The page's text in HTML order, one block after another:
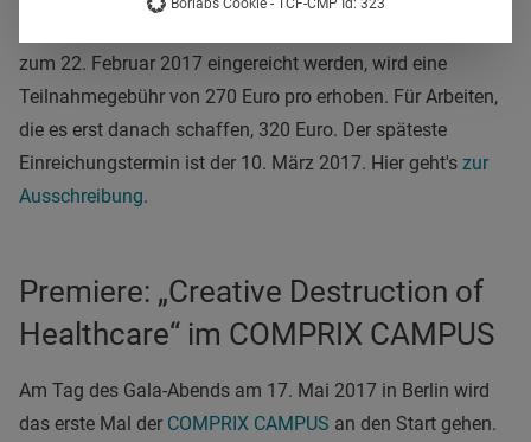
zum 22. Februar 2017 eingereicht werden, wird eine
Teilnahmegebühr von 270 Euro pro erhoben. Für Arbeiten,
die es erst danach schaffen, 320 Euro. Der späteste
Einreichungstermin ist der 10. März 2017. Hier geht's zur
Ausschreibung.
Premiere: „Creative Destruction of
Healthcare“ im COMPRIX CAMPUS
Am Tag des Gala-Abends am 17. Mai 2017 in Berlin wird
das erste Mal der COMPRIX CAMPUS an den Start gehen.